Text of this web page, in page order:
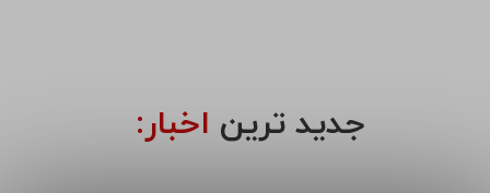
جدید ترین اخبار: